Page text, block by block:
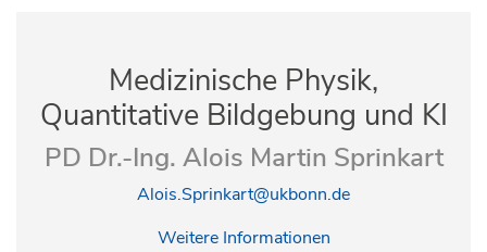
Medizinische Physik,
Quantitative Bildgebung und KI
PD Dr.-Ing. Alois Martin Sprinkart
Alois.Sprinkart@ukbonn.de
Weitere Informationen